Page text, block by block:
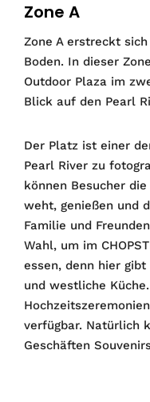
Zone A
Zone A erstreckt
Boden. In dieser
Outdoor Plaza im
Blick auf den Pearl
Der Platz ist einer
Pearl River zu
können Besucher
weht, genießen und
Familie und
Wahl, um im
essen, denn hier
und westliche
verfügbar. Natürlich
Geschäften